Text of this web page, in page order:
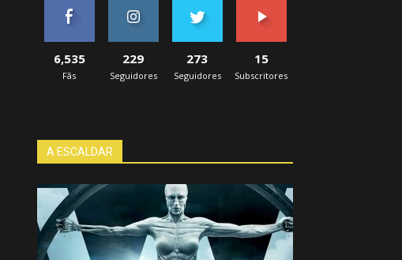
6,535
Fãs
229
Seguidores
273
Seguidores
15
Subscritores
A ESCALDAR